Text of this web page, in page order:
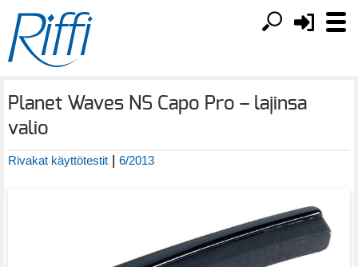
Planet Waves NS Capo Pro – lajinsa
valio
Rivakat käyttötestit | 6/2013